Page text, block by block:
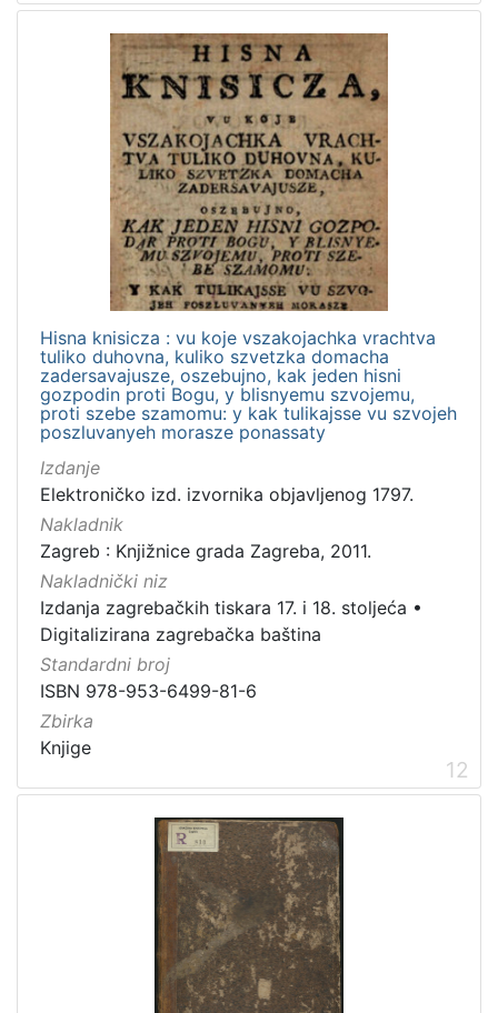
Hisna knisicza : vu koje vszakojachka vrachtva
tuliko duhovna, kuliko szvetzka domacha
zadersavajusze, oszebujno, kak jeden hisni
gozpodin proti Bogu, y blisnyemu szvojemu,
proti szebe szamomu: y kak tulikajsse vu szvojeh
poszluvanyeh morasze ponassaty
Izdanje
Elektroničko izd. izvornika objavljenog 1797.
Nakladnik
Zagreb : Knjižnice grada Zagreba, 2011.
Nakladnički niz
Izdanja zagrebačkih tiskara 17. i 18. stoljeća •
Digitalizirana zagrebačka baština
Standardni broj
ISBN 978-953-6499-81-6
Zbirka
Knjige
12